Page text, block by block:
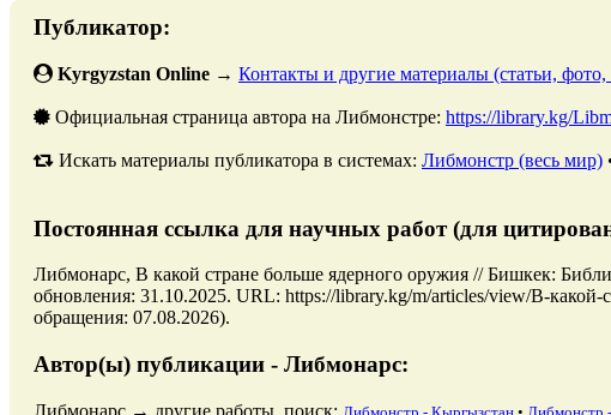
Публикатор:
Kyrgyzstan Online → Контакты и другие материалы (статьи,
Официальная страница автора на Либмонстре: https://library.kg/
Искать материалы публикатора в системах: Либмонстр (весь мир)
Постоянная ссылка для научных работ (для
Либмонарс, В какой стране больше ядерного оружия // Бишкек:
обновления: 31.10.2025. URL: https://library.kg/m/articles/view/В-какой-
обращения: 07.08.2026).
Автор(ы) публикации - Либмонарс:
Либмонарс → другие работы, поиск: